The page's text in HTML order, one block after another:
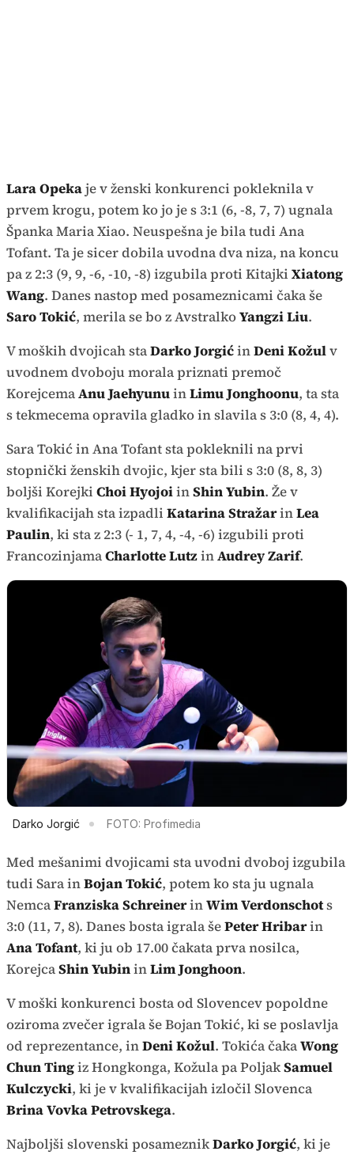
Lara Opekaje v ženski konkurenci pokleknila v
prvem krogu, potem ko jo je s 3:1 (6, -8, 7, 7) ugnala
Španka Maria Xiao. Neuspešna je bila tudi Ana
Tofant. Ta je sicer dobila uvodna dva niza, na koncu
pa z 2:3 (9, 9, -6, -10, -8) izgubila proti Kitajki Xiatong
Wang. Danes nastop med posameznicami čaka še
Saro Tokić, merila se bo z AvstralkoYangzi Liu.
V moških dvojicah staDarko JorgićinDeni Kožulv
uvodnem dvoboju morala priznati premoč
KorejcemaAnu JaehyunuinLimu Jonghoonu, ta sta
s tekmecema opravila gladko in slavila s 3:0 (8, 4, 4).
Sara Tokić in Ana Tofant sta pokleknili na prvi
stopnički ženskih dvojic, kjer sta bili s 3:0 (8, 8, 3)
boljši Korejki Choi HyojoiinShin Yubin. Že v
kvalifikacijah sta izpadli Katarina StražarinLea
Paulin, ki sta z 2:3 (- 1, 7, 4, -4, -6) izgubili proti
FrancozinjamaCharlotte LutzinAudrey Zarif.
Darko Jorgić FOTO: Profimedia
Med mešanimi dvojicami sta uvodni dvoboj izgubila
tudi Sara inBojan Tokić, potem ko sta ju ugnala
NemcaFranziska SchreinerinWim Verdonschots
3:0 (11, 7, 8). Danes bosta igrala šePeter Hribarin
Ana Tofant, ki ju ob 17.00 čakata prva nosilca,
KorejcaShin YubininLim Jonghoon.
V moški konkurenci bosta od Slovencev popoldne
oziroma zvečer igrala še Bojan Tokić, ki se poslavlja
od reprezentance, inDeni Kožul. Tokića čakaWong
Chun Tingiz Hongkonga, Kožula pa PoljakSamuel
Kulczycki, ki je v kvalifikacijah izločil Slovenca
BrinaVovka Petrovskega.
Najboljši slovenski posameznikDarko Jorgić, ki je